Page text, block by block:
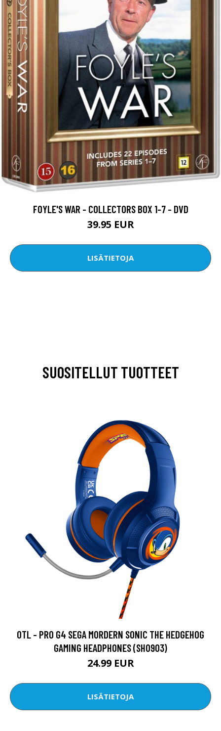
FOYLE'S WAR - COLLECTORS BOX 1-7 - DVD
39.95 EUR
LISÄTIETOJA
SUOSITELLUT TUOTTEET
OTL - PRO G4 SEGA MORDERN SONIC THE HEDGEHOG
GAMING HEADPHONES (SH0903)
24.99 EUR
LISÄTIETOJA